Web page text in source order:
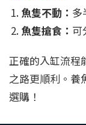
魚隻不動： 多
魚隻搶食： 可
正確的入缸流程
之路更順利。養
選購！